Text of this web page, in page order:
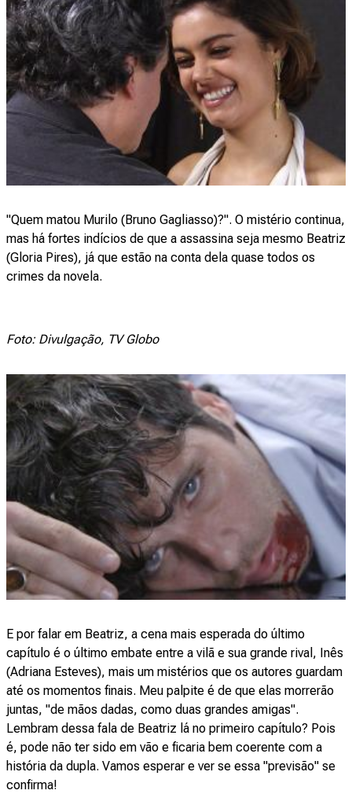
"Quem matou Murilo (Bruno Gagliasso)?". O mistério continua,
mas há fortes indícios de que a assassina seja mesmo Beatriz
(Gloria Pires), já que estão na conta dela quase todos os
crimes da novela.
Foto: Divulgação, TV Globo
E por falar em Beatriz, a cena mais esperada do último
capítulo é o último embate entre a vilã e sua grande rival, Inês
(Adriana Esteves), mais um mistérios que os autores guardam
até os momentos finais. Meu palpite é de que elas morrerão
juntas, "de mãos dadas, como duas grandes amigas".
Lembram dessa fala de Beatriz lá no primeiro capítulo? Pois
é, pode não ter sido em vão e ficaria bem coerente com a
história da dupla. Vamos esperar e ver se essa "previsão" se
confirma!